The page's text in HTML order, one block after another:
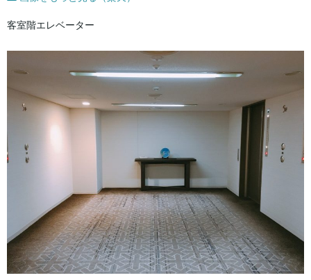
客室階エレベーター